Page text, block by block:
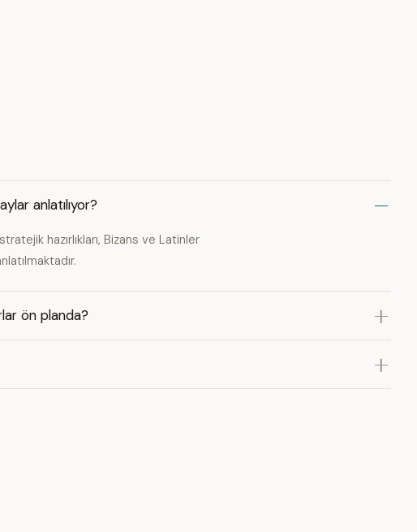
anlatılıyor?
hazırlıkları, Bizans ve Latinler
ön planda?